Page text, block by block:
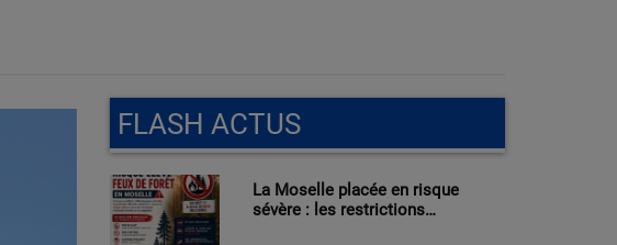
FLASH ACTUS
La Moselle placée en risque
sévère : les restrictions